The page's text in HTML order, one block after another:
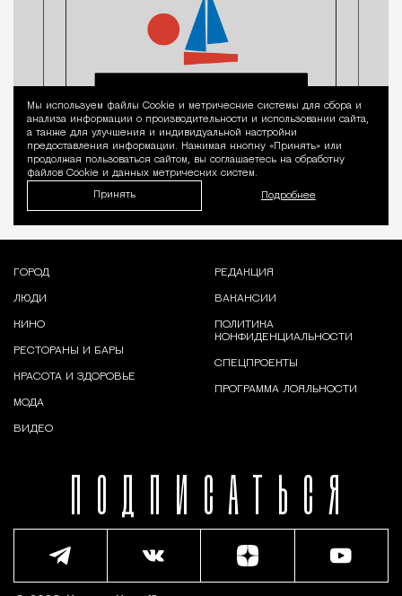
Уведомление
Мы используем файлы Сookie и метрические системы для сбора и
анализа информации о производительности и использовании сайта,
а также для улучшения и индивидуальной настройки
предоставления информации. Нажимая кнопку «Принять» или
продолжая пользоваться сайтом, вы соглашаетесь на обработку
файлов Cookie и данных метрических систем.
Принять Подробнее
ПОДПИСАТЬСЯ
ГОРОД
ЛЮДИ
КИНО
РЕСТОРАНЫ И БАРЫ
КРАСОТА И ЗДОРОВЬЕ
МОДА
ВИДЕО
РЕДАКЦИЯ
ВАКАНСИИ
ПОЛИТИКА
КОНФИДЕНЦИАЛЬНОСТИ
СПЕЦПРОЕКТЫ
ПРОГРАММА ЛОЯЛЬНОСТИ